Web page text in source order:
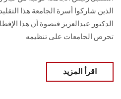
الذين شاركوا أسرة الجامعة هذا
الدكتور عبدالعزيز قنصوة أن هذا
تحرص الجامعات على تنظيمه
اقرأ المزيد